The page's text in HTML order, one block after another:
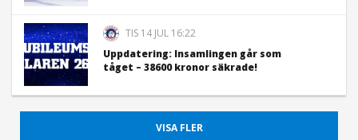
TIS 14 JUL 16:22
Uppdatering: Insamlingen går som
tåget – 38600 kronor säkrade!
VISA FLER